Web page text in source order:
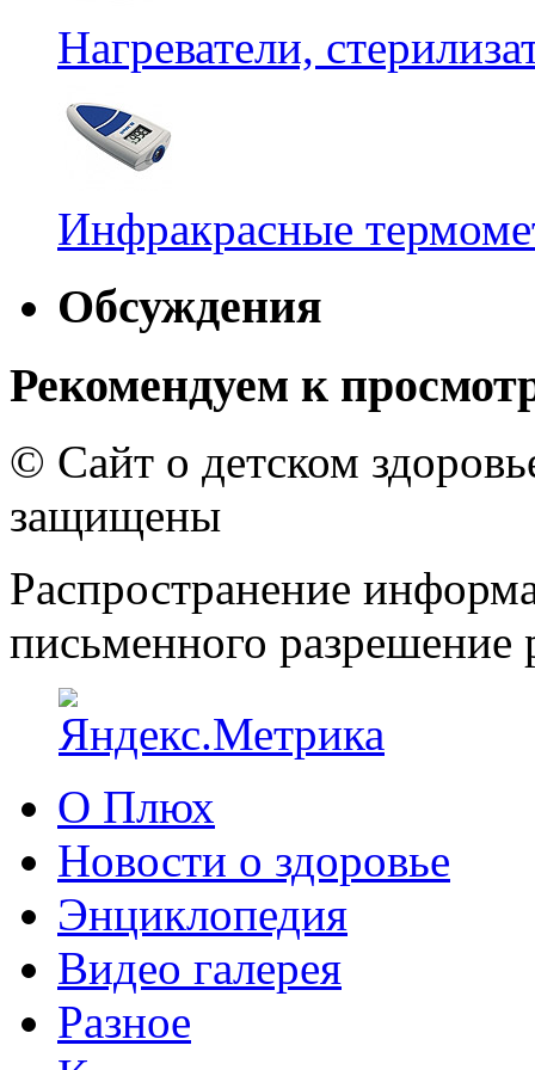
Нагреватели,
Инфракрасные
Обсуждения
Рекомендуем к
© Сайт о детском
защищены
Распространение
письменного разрешение
О Плюх
Новости о здоровье
Энциклопедия
Видео галерея
Разное